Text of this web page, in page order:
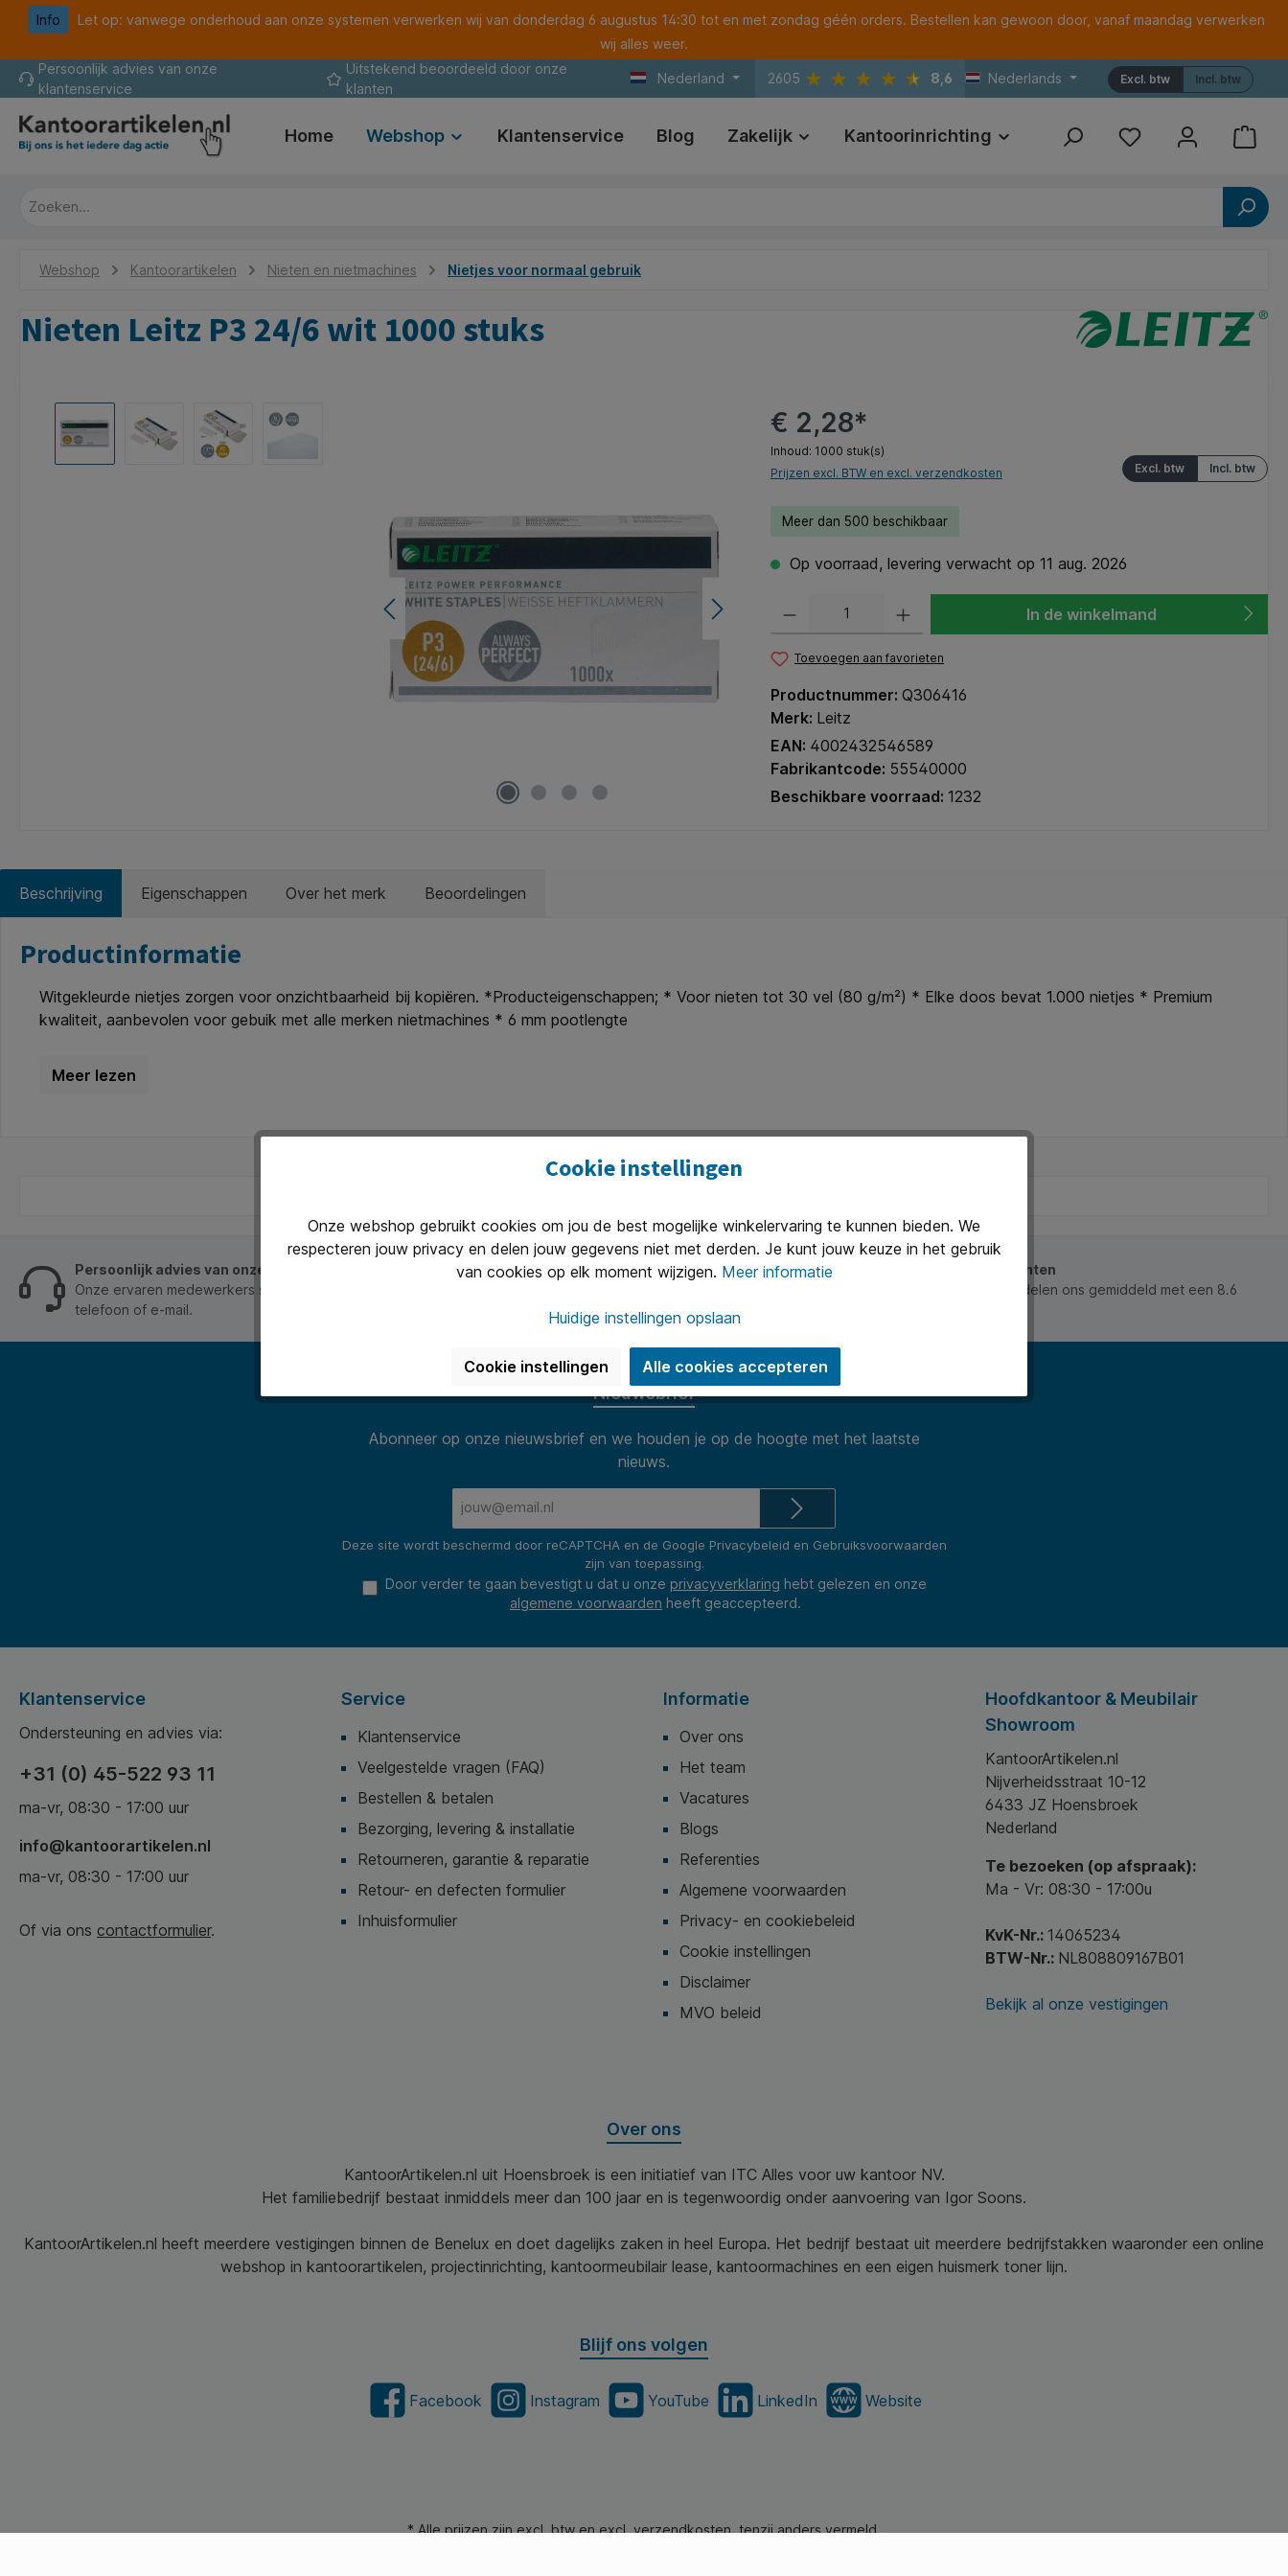
Ga naar de hoofdnavigatie
Info
Let op: vanwege onderhoud aan onze systemen verwerken wij van donderdag 6 augustus 14:30 tot en met zondag géén orders. Bestellen kan gewoon door, vanaf maandag verwerken
wij alles weer.
Persoonlijk advies van onze
klantenservice
Uitstekend beoordeeld door onze
klanten
Nederland 2605 8,6 Nederlands Incl. btw
Excl. btw
Home Webshop Klantenservice Blog Zakelijk Kantoorinrichting Print Referenties
Webshop Kantoorartikelen Nieten en nietmachines Nietjes voor normaal gebruik
Nieten Leitz P3 24/6 wit 1000 stuks
Afbeeldingengalerij overslaan € 2,28*
Inhoud: 1000 stuk(s)
Incl. btw
Excl. btw
Prijzen excl. BTW en excl. verzendkosten
Meer dan 500 beschikbaar
Op voorraad, levering verwacht op 11 aug. 2026
In de winkelmand
Toevoegen aan favorieten
Productnummer: Q306416
Merk: Leitz
EAN: 4002432546589
Fabrikantcode: 55540000
Beschikbare voorraad: 1232
Beschrijving Eigenschappen Over het merk Beoordelingen
Productinformatie
Witgekleurde nietjes zorgen voor onzichtbaarheid bij kopiëren. *Producteigenschappen; * Voor nieten tot 30 vel (80 g/m²) * Elke doos bevat 1.000 nietjes * Premium
kwaliteit, aanbevolen voor gebuik met alle merken nietmachines * 6 mm pootlengte
Persoonlijk advies van onze klantenservice
Onze ervaren medewerkers staan je graag op werkdagen van 8.30 tot 17.00 te woord per
telefoon of e-mail.
Uitstekend beoordeeld door onze klanten
Onze klanten waarderen ons en beoordelen ons gemiddeld met een 8.6
Nieuwsbrief
Abonneer op onze nieuwsbrief en we houden je op de hoogte met het laatste
nieuws.
Deze site wordt beschermd door reCAPTCHA en de Google Privacybeleid en Gebruiksvoorwaarden
zijn van toepassing.
Door verder te gaan bevestigt u dat u onze privacyverklaring hebt gelezen en onze
algemene voorwaarden heeft geaccepteerd.
Klantenservice
Ondersteuning en advies via:
+31 (0) 45-522 93 11
ma-vr, 08:30 - 17:00 uur
info@kantoorartikelen.nl
ma-vr, 08:30 - 17:00 uur
Of via ons contactformulier.
Service
Klantenservice
Veelgestelde vragen (FAQ)
Bestellen & betalen
Bezorging, levering & installatie
Retourneren, garantie & reparatie
Retour- en defecten formulier
Inhuisformulier
Informatie
Over ons
Het team
Vacatures
Blogs
Referenties
Algemene voorwaarden
Privacy- en cookiebeleid
Cookie instellingen
Disclaimer
MVO beleid
Hoofdkantoor & Meubilair
Showroom
KantoorArtikelen.nl
Nijverheidsstraat 10-12
6433 JZ Hoensbroek
Nederland
Te bezoeken (op afspraak):
Ma - Vr: 08:30 - 17:00u
KvK-Nr.: 14065234
BTW-Nr.: NL808809167B01
Bekijk al onze vestigingen
Over ons
KantoorArtikelen.nl uit Hoensbroek is een initiatief van ITC Alles voor uw kantoor NV.
Het familiebedrijf bestaat inmiddels meer dan 100 jaar en is tegenwoordig onder aanvoering van Igor Soons.
KantoorArtikelen.nl heeft meerdere vestigingen binnen de Benelux en doet dagelijks zaken in heel Europa. Het bedrijf bestaat uit meerdere bedrijfstakken waaronder een online
webshop in kantoorartikelen, projectinrichting, kantoormeubilair lease, kantoormachines en een eigen huismerk toner lijn.
Blijf ons volgen
Facebook Instagram YouTube LinkedIn Website
* Alle prijzen zijn excl. btw en excl. verzendkosten, tenzij anders vermeld.
Cookie instellingen
Onze webshop gebruikt cookies om jou de best mogelijke winkelervaring te kunnen bieden. We
respecteren jouw privacy en delen jouw gegevens niet met derden. Je kunt jouw keuze in het gebruik
van cookies op elk moment wijzigen. Meer informatie
Huidige instellingen opslaan
Cookie instellingen Alle cookies accepteren